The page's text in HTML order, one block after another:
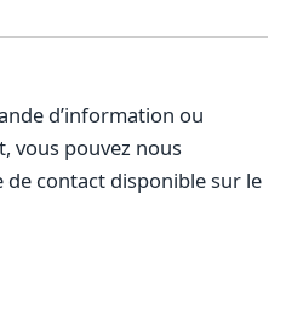
d’information ou
vous pouvez nous
contact disponible sur le